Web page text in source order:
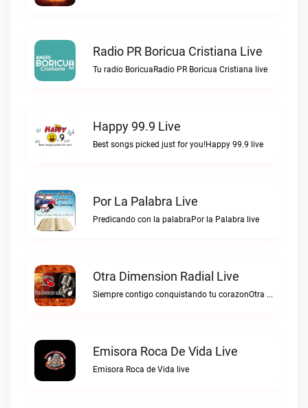
Radio PR Boricua Cristiana Live
Tu radio BoricuaRadio PR Boricua Cristiana live
Happy 99.9 Live
Best songs picked just for you!Happy 99.9 live
Por La Palabra Live
Predicando con la palabraPor la Palabra live
Otra Dimension Radial Live
Siempre contigo conquistando tu corazonOtra Dimension Radial live
Emisora Roca De Vida Live
Emisora Roca de Vida live